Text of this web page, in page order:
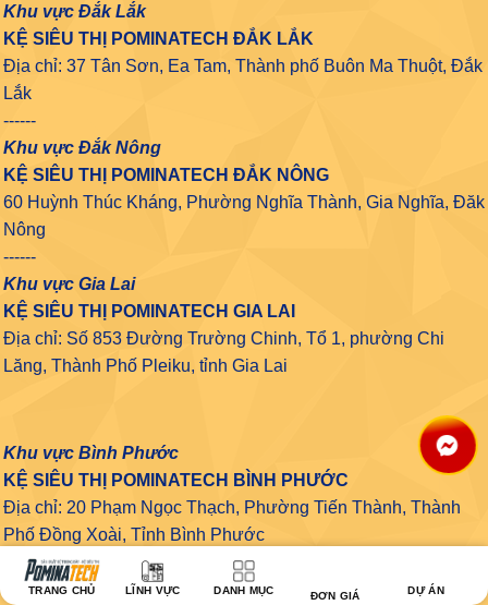
Khu vực Đắk Lắk
KỆ SIÊU THỊ POMINATECH ĐẮK LẮK
Địa chỉ: 37 Tân Sơn, Ea Tam, Thành phố Buôn Ma Thuột, Đắk
Lắk
------
Khu vực Đắk Nông
KỆ SIÊU THỊ POMINATECH ĐẮK NÔNG
60 Huỳnh Thúc Kháng, Phường Nghĩa Thành, Gia Nghĩa, Đăk
Nông
------
Khu vực Gia Lai
KỆ SIÊU THỊ POMINATECH GIA LAI
Địa chỉ: Số 853 Đường Trường Chinh, Tổ 1, phường Chi
Lăng, Thành Phố Pleiku, tỉnh Gia Lai
Khu vực Bình Phước
KỆ SIÊU THỊ POMINATECH BÌNH PHƯỚC
Địa chỉ: 20 Phạm Ngọc Thạch, Phường Tiến Thành, Thành
Phố Đồng Xoài, Tỉnh Bình Phước
--------
Khu vực Bà Rịa Vũng Tàu
TRANG CHỦ LĨNH VỰC DANH MỤC ĐƠN GIÁ DỰ ÁN